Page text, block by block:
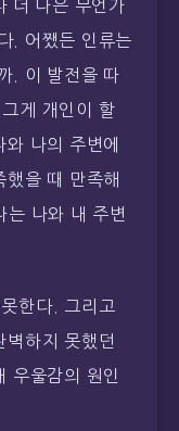
더 나은 무언가
. 어쨌든 인류는
. 이 발전을 따
게 개인이 할
나의 주변에
했을 때 만족해
는 나와 내 주변
한다. 그리고
벽하지 못했던
우울감의 원인